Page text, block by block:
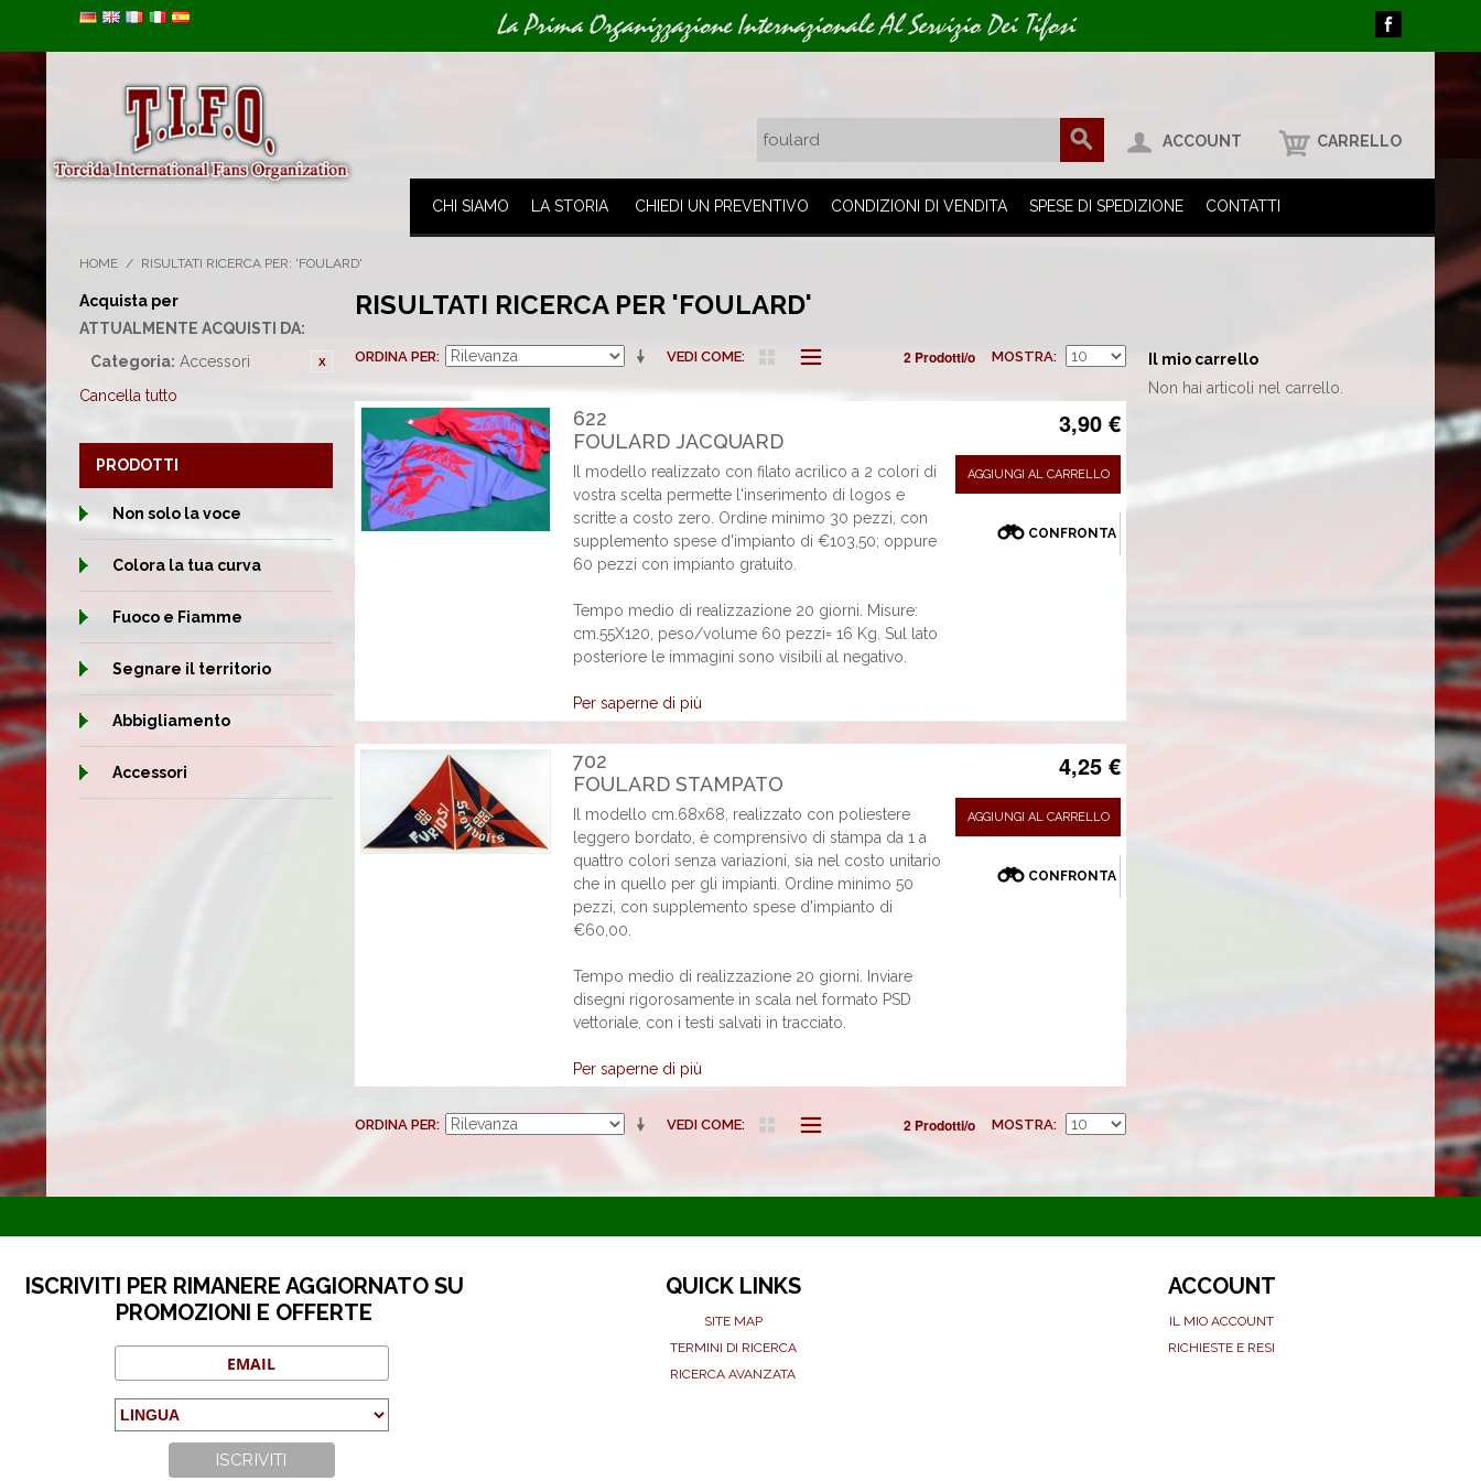
La Prima Organizzazione Internazionale Al Servizio Dei Tifosi
ACCOUNT CARRELLO
CHI SIAMO LA STORIA CHIEDI UN PREVENTIVO CONDIZIONI DI VENDITA SPESE DI SPEDIZIONE CONTATTI
HOME / RISULTATI RICERCA PER: 'FOULARD'
Acquista per
ATTUALMENTE ACQUISTI DA:
Categoria: Accessori
Cancella tutto
RISULTATI RICERCA PER 'FOULARD'
VEDI COME
ORDINA PER 2 Prodotti/o MOSTRA
622
FOULARD JACQUARD
3,90 €
AGGIUNGI AL CARRELLO
CONFRONTA
Il modello realizzato con filato acrilico a 2 colori di
vostra scelta permette l'inserimento di logos e
scritte a costo zero. Ordine minimo 30 pezzi, con
supplemento spese d'impianto di €103,50; oppure
60 pezzi con impianto gratuito.
Tempo medio di realizzazione 20 giorni. Misure:
cm.55X120, peso/volume 60 pezzi= 16 Kg. Sul lato
posteriore le immagini sono visibili al negativo.
Per saperne di più
702
FOULARD STAMPATO
4,25 €
AGGIUNGI AL CARRELLO
CONFRONTA
Il modello cm.68x68, realizzato con poliestere
leggero bordato, è comprensivo di stampa da 1 a
quattro colori senza variazioni, sia nel costo unitario
che in quello per gli impianti. Ordine minimo 50
pezzi, con supplemento spese d'impianto di
€60,00.
Tempo medio di realizzazione 20 giorni. Inviare
disegni rigorosamente in scala nel formato PSD
vettoriale, con i testi salvati in tracciato.
Per saperne di più
VEDI COME
ORDINA PER 2 Prodotti/o MOSTRA
PRODOTTI
Non solo la voce
Colora la tua curva
Fuoco e Fiamme
Segnare il territorio
Abbigliamento
Accessori
Il mio carrello
Non hai articoli nel carrello.
ISCRIVITI PER RIMANERE AGGIORNATO SU
PROMOZIONI E OFFERTE
QUICK LINKS
SITE MAP
TERMINI DI RICERCA
RICERCA AVANZATA
ACCOUNT
IL MIO ACCOUNT
RICHIESTE E RESI